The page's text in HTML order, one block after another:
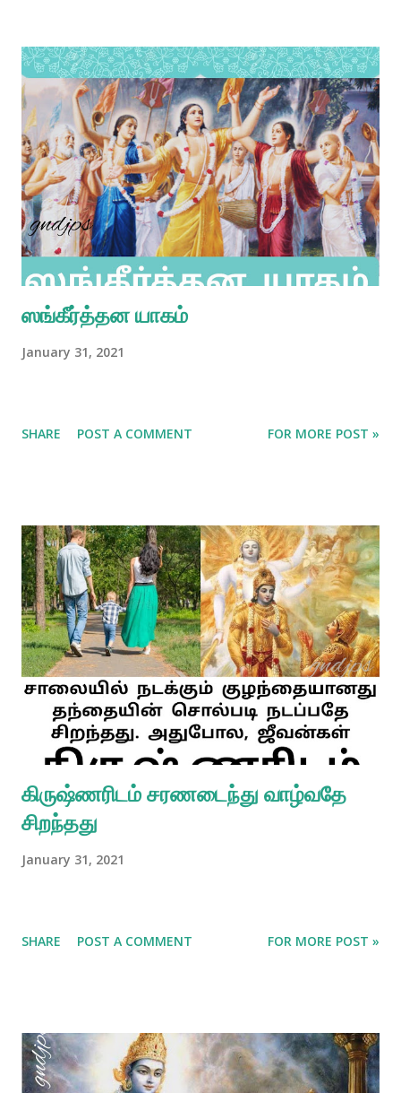
ஸங்கீர்த்தன யாகம்
January 31, 2021
SHARE POST A COMMENT FOR MORE POST »
கிருஷ்ணரிடம் சரணடைந்து வாழ்வதே
சிறந்தது
January 31, 2021
SHARE POST A COMMENT FOR MORE POST »